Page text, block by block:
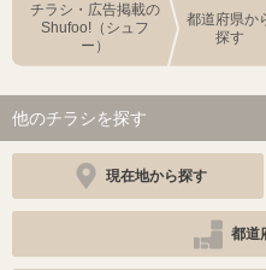
チラシ・広告掲載の
Shufoo!（シュフ
ー）
都道府県か
探す
他のチラシを探す
現在地から探す
都道